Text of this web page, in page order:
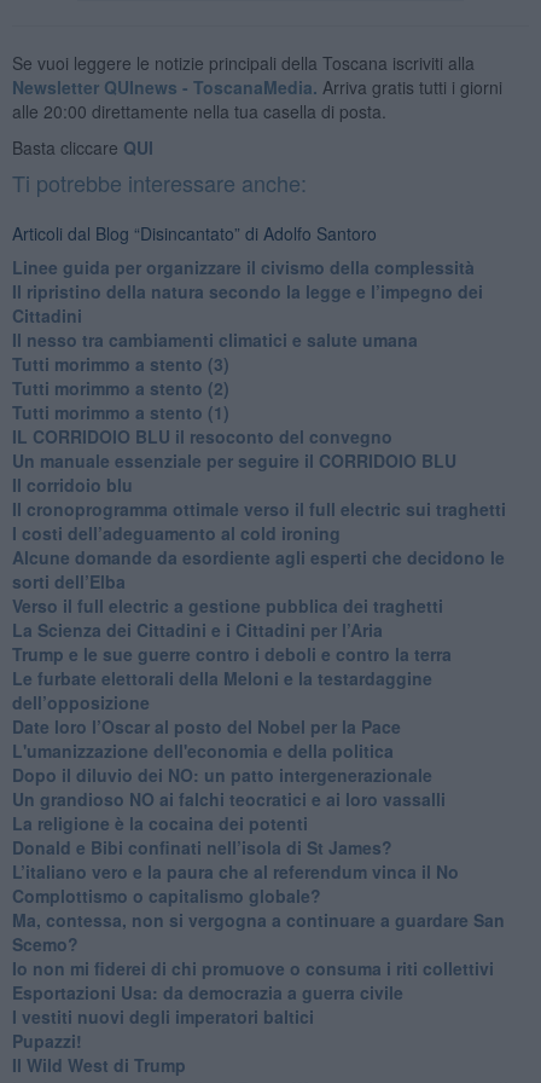
Se vuoi leggere le notizie principali della Toscana iscriviti alla
Newsletter QUInews - ToscanaMedia. Arriva gratis tutti i giorni
alle 20:00 direttamente nella tua casella di posta.
Basta cliccare QUI
Ti potrebbe interessare anche:
Articoli dal Blog “Disincantato” di Adolfo Santoro
​Linee guida per organizzare il civismo della complessità
​Il ripristino della natura secondo la legge e l’impegno dei
Cittadini
Il nesso tra cambiamenti climatici e salute umana
Tutti morimmo a stento (3)
Tutti morimmo a stento (2)
​Tutti morimmo a stento (1)
IL CORRIDOIO BLU il resoconto del convegno
Un manuale essenziale per seguire il CORRIDOIO BLU
Il corridoio blu
​Il cronoprogramma ottimale verso il full electric sui traghetti
​I costi dell’adeguamento al cold ironing
Alcune domande da esordiente agli esperti che decidono le
sorti dell’Elba
Verso il full electric a gestione pubblica dei traghetti​
​La Scienza dei Cittadini e i Cittadini per l’Aria
Trump e le sue guerre contro i deboli e contro la terra
​Le furbate elettorali della Meloni e la testardaggine
dell’opposizione
​Date loro l’Oscar al posto del Nobel per la Pace
L'umanizzazione dell'economia e della politica
​Dopo il diluvio dei NO: un patto intergenerazionale
​Un grandioso NO ai falchi teocratici e ai loro vassalli
La religione è la cocaina dei potenti
Donald e Bibi confinati nell’isola di St James?
L’italiano vero e la paura che al referendum vinca il No
​Complottismo o capitalismo globale?
​Ma, contessa, non si vergogna a continuare a guardare San
Scemo?
​Io non mi fiderei di chi promuove o consuma i riti collettivi
Esportazioni Usa: da democrazia a guerra civile
​I vestiti nuovi degli imperatori baltici
​Pupazzi!
​Il Wild West di Trump